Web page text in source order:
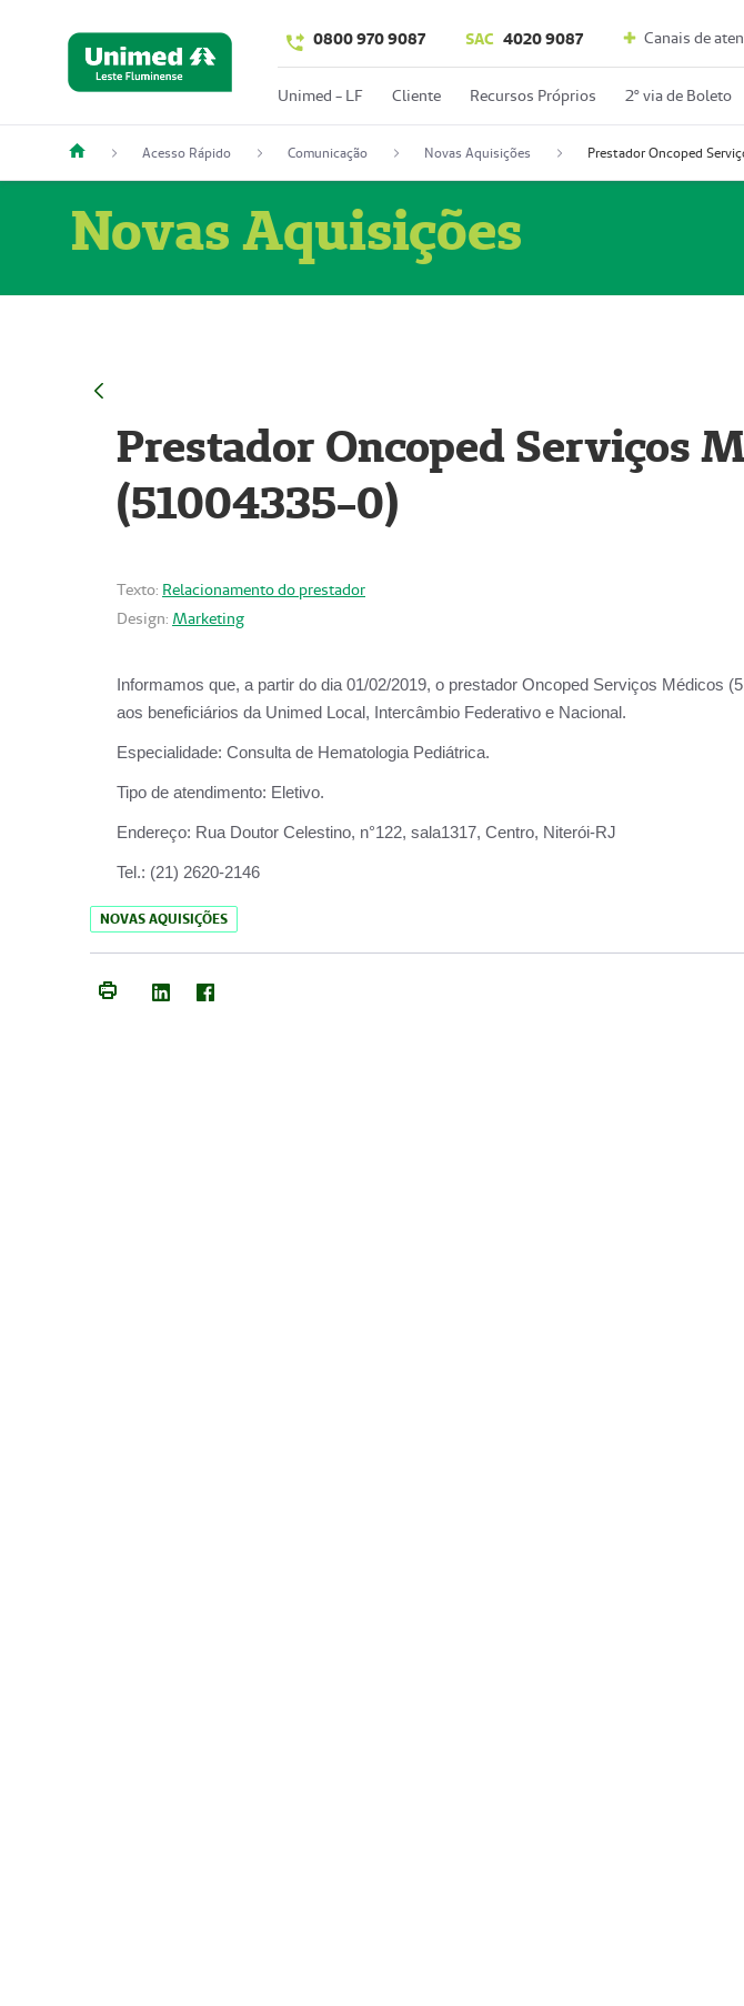
0800 970 9087 SAC 4020 9087 Canais de
Unimed - LF Cliente Recursos Próprios 2º via de Boleto
Acesso Rápido Comunicação Novas Aquisições
Novas Aquisições
Prestador Oncoped Serviços
(51004335-0)
Texto: Relacionamento do prestador
Design: Marketing
Informamos que, a partir do dia 01/02/2019, o prestador Oncoped Serviços Médicos
aos beneficiários da Unimed Local, Intercâmbio Federativo e Nacional.
Especialidade: Consulta de Hematologia Pediátrica.
Tipo de atendimento: Eletivo.
Endereço: Rua Doutor Celestino, n°122, sala1317, Centro, Niterói-RJ
Tel.: (21) 2620-2146
NOVAS AQUISIÇÕES